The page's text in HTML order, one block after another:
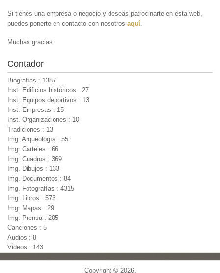
Si tienes una empresa o negocio y deseas patrocinarte en esta web,
puedes ponerte en contacto con nosotros aquí.
Muchas gracias
Contador
Biografías : 1387
Inst. Edificios históricos : 27
Inst. Equipos deportivos : 13
Inst. Empresas : 15
Inst. Organizaciones : 10
Tradiciones : 13
Img. Arqueología : 55
Img. Carteles : 66
Img. Cuadros : 369
Img. Dibujos : 133
Img. Documentos : 84
Img. Fotografías : 4315
Img. Libros : 573
Img. Mapas : 29
Img. Prensa : 205
Canciones : 5
Audios : 8
Videos : 143
Copyright © 2026,